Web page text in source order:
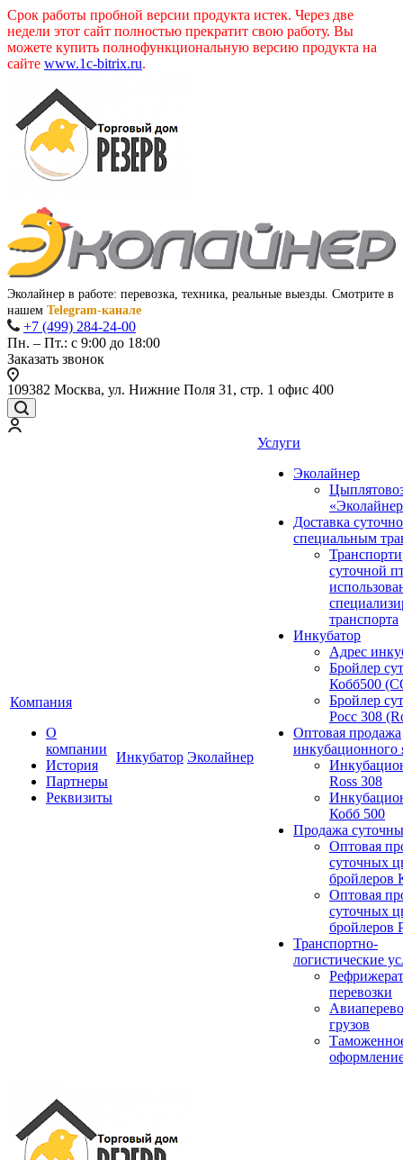
Срок работы пробной версии продукта истек. Через две
недели этот сайт полностью прекратит свою работу. Вы
можете купить полнофункциональную версию продукта на
сайте www.1c-bitrix.ru.
Эколайнер в работе: перевозка, техника, реальные выезды. Смотрите в
нашем Telegram-канале
+7 (499) 284-24-00
Пн. – Пт.: с 9:00 до 18:00
Заказать звонок
109382 Москва, ул. Нижние Поля 31, стр. 1 офис 400
Компания
О
компании
История
Партнеры
Реквизиты
Инкубатор Эколайнер
Услуги
Эколайнер
Доставка
специальным
суточной
транспорта
Инкубатор
Адрес
Бройлер
Кобб500
Бройлер
Росс 308
Оптовая продажа
инкубационного
Ross 308
Кобб 500
Продажа
Оптовая
суточных
бройлеров
Оптовая
суточных
бройлеров
Транспортно-
логистические
перевозки
грузов